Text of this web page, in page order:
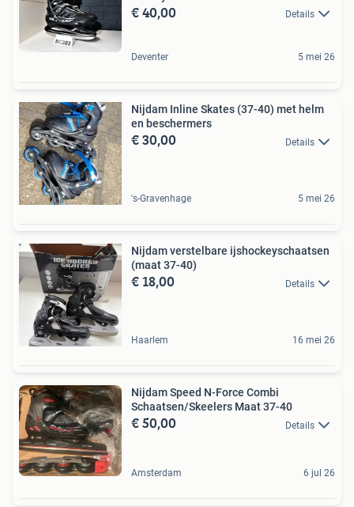
€ 40,00 Details
Deventer 5 mei 26
Nijdam Inline Skates (37-40) met helm
en beschermers
€ 30,00 Details
's-Gravenhage 5 mei 26
Nijdam verstelbare ijshockeyschaatsen
(maat 37-40)
€ 18,00 Details
Haarlem 16 mei 26
Nijdam Speed N-Force Combi
Schaatsen/Skeelers Maat 37-40
€ 50,00 Details
Amsterdam 6 jul 26